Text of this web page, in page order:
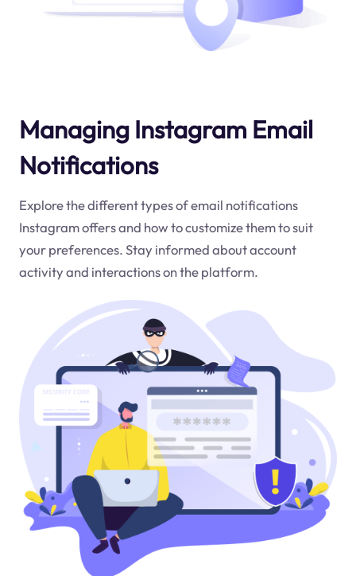
Managing Instagram Email
Notifications
Explore the different types of email notifications
Instagram offers and how to customize them to suit
your preferences. Stay informed about account
activity and interactions on the platform.